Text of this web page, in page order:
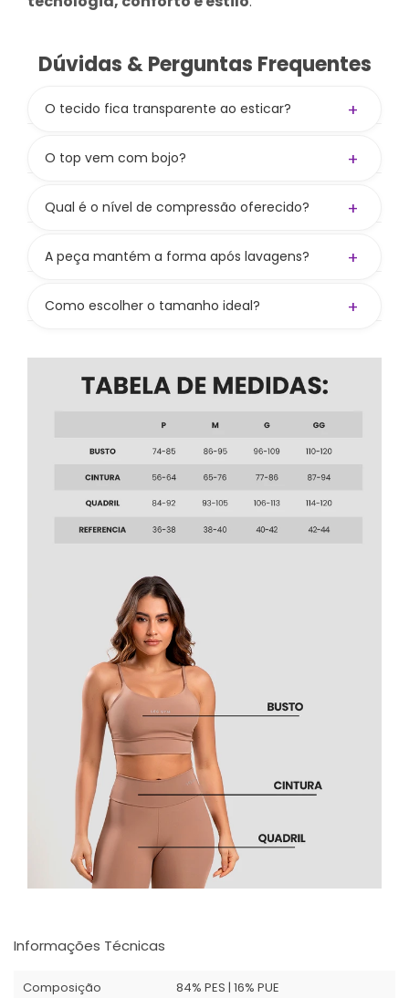
Dúvidas & Perguntas Frequentes
O tecido fica transparente ao esticar? +
composição84% PES / 16% PUE
O top vem com bojo? +
entrada para colocar e oferece boa
Qual é o nível de compressão oferecido? +
e mantendo liberdade nos movimentos.
A peça mantém a forma após lavagens? +
firmeza e elasticidade.
Como escolher o tamanho ideal? +
certinho.
Informações Técnicas
Composição
84% PES | 16% PUE